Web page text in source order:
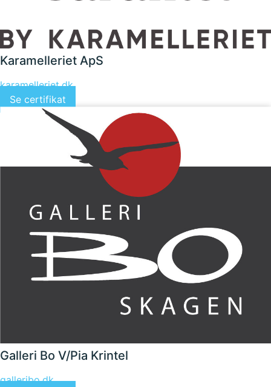
Karamelleriet ApS
karamelleriet.dk
Se certifikat
Galleri Bo V/Pia Krintel
galleribo.dk